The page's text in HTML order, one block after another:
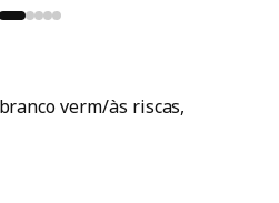
verm/às riscas,